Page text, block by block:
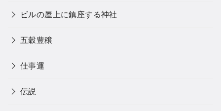
ビルの屋上に鎮座する神社
五穀豊穣
仕事運
伝説